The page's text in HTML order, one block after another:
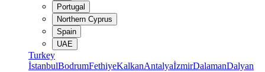
Portugal
Northern Cyprus
Spain
UAE
Turkey
İstanbulBodrumFethiyeKalkanAntalyaİzmirDalamanDalyan